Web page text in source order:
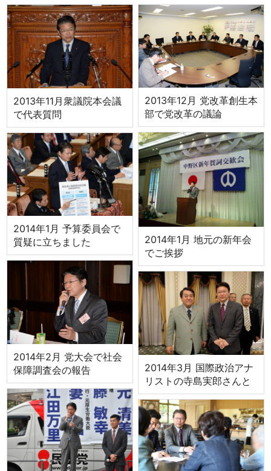
2013年11月衆議院本会議
で代表質問
2013年12月 党改革創生本
部で党改革の議論
2014年1月 地元の新年会
でご挨拶
2014年1月 予算委員会で
質疑に立ちました
2014年2月 党大会で社会
保障調査会の報告
2014年3月 国際政治アナ
リストの寺島実郎さんと